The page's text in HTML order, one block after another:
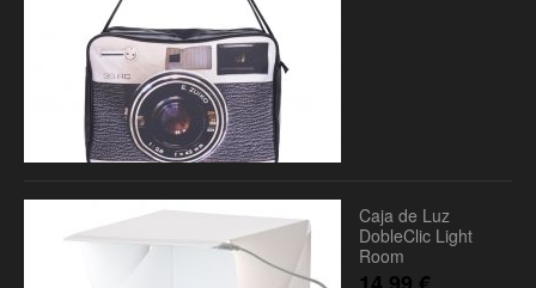
Caja de Luz
DobleClic Light
Room